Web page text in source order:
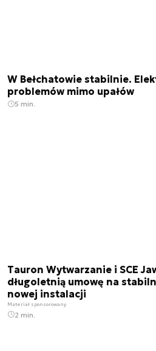
W Bełchatowie stabilnie.
problemów mimo upałów
5 min.
Tauron Wytwarzanie i SCE
długoletnią umowę na
nowej instalacji
Materiał sponsorowany
2 min.